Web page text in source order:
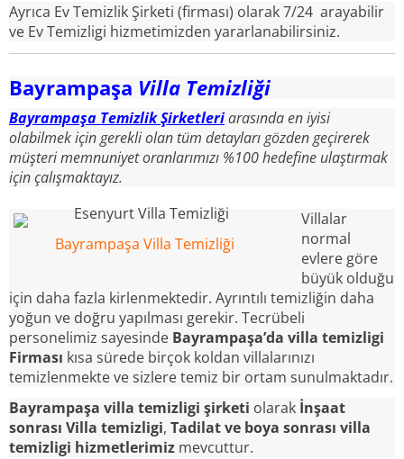
Ayrıca Ev Temizlik Şirketi (firması) olarak 7/24 arayabilir
ve Ev Temizligi hizmetimizden yararlanabilirsiniz.
Bayrampaşa Villa Temizliği
Bayrampaşa Temizlik Şirketleriarasında en iyisi
olabilmek için gerekli olan tüm detayları gözden geçirerek
müşteri memnuniyet oranlarımızı %100 hedefine ulaştırmak
için çalışmaktayız.
Bayrampaşa Villa Temizliği
Villalar
normal
evlere göre
büyük olduğu
için daha fazla kirlenmektedir. Ayrıntılı temizliğin daha
yoğun ve doğru yapılması gerekir. Tecrübeli
personelimiz sayesinde Bayrampaşa’da villa temizligi
Firması kısa sürede birçok koldan villalarınızı
temizlenmekte ve sizlere temiz bir ortam sunulmaktadır.
Bayrampaşa villa temizligi şirketi olarak İnşaat
sonrası Villa temizligi, Tadilat ve boya sonrası villa
temizligi hizmetlerimiz mevcuttur.